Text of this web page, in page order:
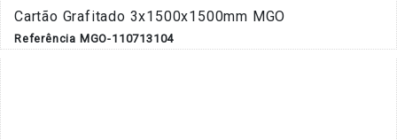
Cartão Grafitado 3x1500x1500mm MGO
Referência MGO-110713104